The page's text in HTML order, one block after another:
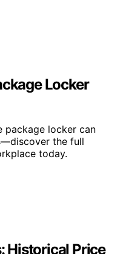
Locker
package locker can
the full
today.
Historical Price